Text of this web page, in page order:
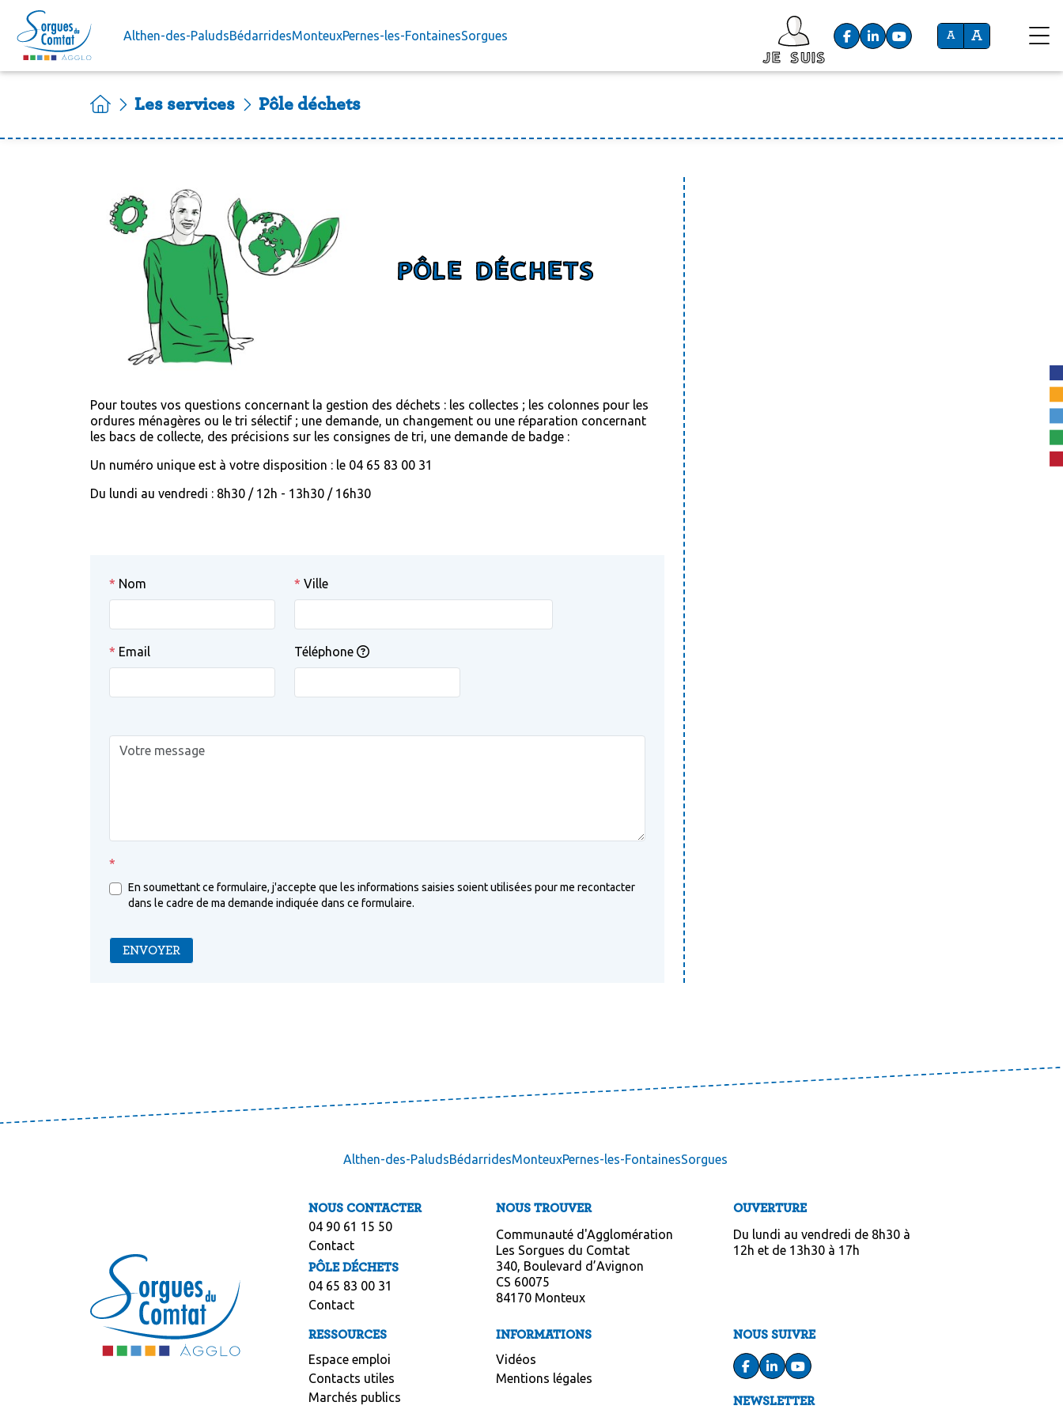
Accéder au contenu
Althen-des-PaludsBédarridesMonteuxPernes-les-FontainesSorgues
Je suis
A A
Les services Pôle déchets
PÔLE DÉCHETS
Pour toutes vos questions concernant la gestion des déchets : les collectes ; les colonnes pour les
ordures ménagères ou le tri sélectif ; une demande, un changement ou une réparation concernant
les bacs de collecte, des précisions sur les consignes de tri, une demande de badge :
Un numéro unique est à votre disposition : le 04 65 83 00 31
Du lundi au vendredi : 8h30 / 12h - 13h30 / 16h30
* Nom * Ville
* Email Téléphone
*
En soumettant ce formulaire, j'accepte que les informations saisies soient utilisées pour me recontacter
dans le cadre de ma demande indiquée dans ce formulaire.
ENVOYER
Althen-des-PaludsBédarridesMonteuxPernes-les-FontainesSorgues
NOUS CONTACTER
04 90 61 15 50
Contact
PÔLE DÉCHETS
04 65 83 00 31
Contact
NOUS TROUVER
Communauté d'Agglomération
Les Sorgues du Comtat
340, Boulevard d’Avignon
CS 60075
84170 Monteux
OUVERTURE
Du lundi au vendredi de 8h30 à
12h et de 13h30 à 17h
RESSOURCES
Espace emploi
Contacts utiles
Marchés publics
INFORMATIONS
Vidéos
Mentions légales
NOUS SUIVRE
NEWSLETTER